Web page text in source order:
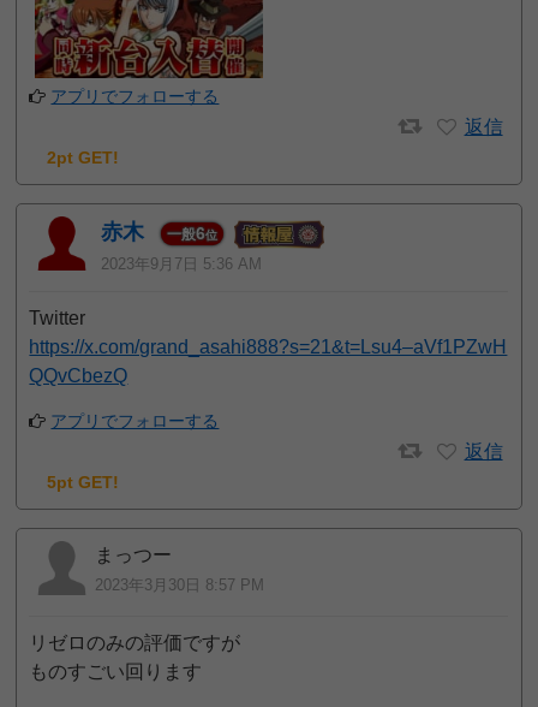
アプリでフォローする
返信
2pt GET!
赤木 一般6位
2023年9月7日 5:36 AM
Twitter
https://x.com/grand_asahi888?s=21&t=Lsu4–aVf1PZwH
QQvCbezQ
アプリでフォローする
返信
5pt GET!
まっつー
2023年3月30日 8:57 PM
リゼロのみの評価ですが
ものすごい回ります